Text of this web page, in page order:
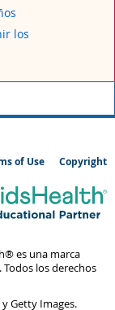
los
of Use Copyright
es una marca
los derechos
Getty Images.